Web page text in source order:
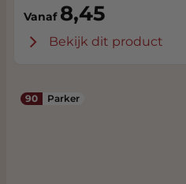
Vanaf 8,45
Bekijk dit product
90 Parker